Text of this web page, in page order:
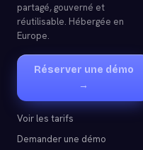
partagé, gouverné et
réutilisable. Hébergée en
Europe.
Réserver une démo
→
Voir les tarifs
Demander une démo